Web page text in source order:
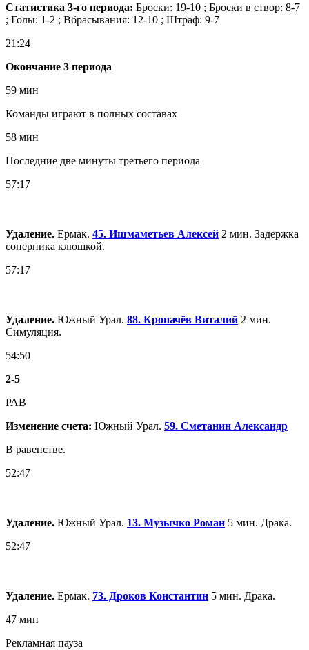
Статистика 3-го периода: Броски: 19-10 ; Броски в створ: 8-7
; Голы: 1-2 ; Вбрасывания: 12-10 ; Штраф: 9-7
21:24
Окончание 3 периода
59 мин
Команды играют в полных составах
58 мин
Последние две минуты третьего периода
57:17
Удаление. Ермак. 45. Ишмаметьев Алексей 2 мин. Задержка
соперника клюшкой.
57:17
Удаление. Южный Урал. 88. Кропачёв Виталий 2 мин.
Симуляция.
54:50
2-5
РАВ
Изменение счета: Южный Урал. 59. Сметанин Александр
В равенстве.
52:47
Удаление. Южный Урал. 13. Музычко Роман 5 мин. Драка.
52:47
Удаление. Ермак. 73. Дроков Константин 5 мин. Драка.
47 мин
Рекламная пауза